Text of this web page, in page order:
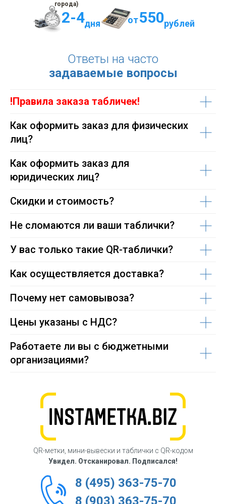
города)
2-4дня 550рублей
от
Ответы на часто
задаваемые вопросы
!Правила заказа табличек!
Как оформить заказ для физических
лиц?
Как оформить заказ для
юридических лиц?
Скидки и стоимость?
Не сломаются ли ваши таблички?
У вас только такие QR-таблички?
Как осуществляется доставка?
Почему нет самовывоза?
Цены указаны с НДС?
Работаете ли вы с бюджетными
организациями?
QR-метки, мини-вывески и таблички с QR-кодом
Увидел. Отсканировал. Подписался!
8 (495) 363-75-70
8 (903) 363-75-70